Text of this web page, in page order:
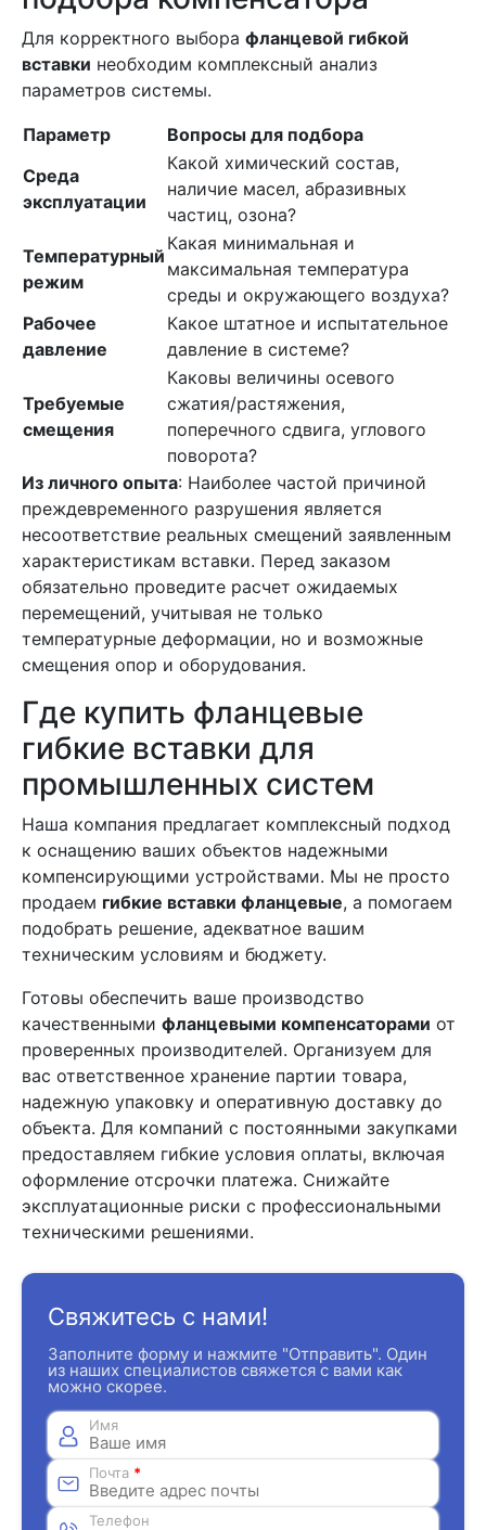
Для корректного выбора фланцевой гибкой
вставки необходим комплексный анализ
параметров системы.
Параметр
Вопросы для подбора
Среда
эксплуатации
Какой химический состав,
наличие масел, абразивных
частиц, озона?
Температурный
режим
Какая минимальная и
максимальная температура
среды и окружающего воздуха?
Рабочее
давление
Какое штатное и испытательное
давление в системе?
Требуемые
смещения
Каковы величины осевого
сжатия/растяжения,
поперечного сдвига, углового
поворота?
Из личного опыта: Наиболее частой причиной
преждевременного разрушения является
несоответствие реальных смещений заявленным
характеристикам вставки. Перед заказом
обязательно проведите расчет ожидаемых
перемещений, учитывая не только
температурные деформации, но и возможные
смещения опор и оборудования.
Где купить фланцевые
гибкие вставки для
промышленных систем
Наша компания предлагает комплексный подход
к оснащению ваших объектов надежными
компенсирующими устройствами. Мы не просто
продаем гибкие вставки фланцевые, а помогаем
подобрать решение, адекватное вашим
техническим условиям и бюджету.
Готовы обеспечить ваше производство
качественными фланцевыми компенсаторами от
проверенных производителей. Организуем для
вас ответственное хранение партии товара,
надежную упаковку и оперативную доставку до
объекта. Для компаний с постоянными закупками
предоставляем гибкие условия оплаты, включая
оформление отсрочки платежа. Снижайте
эксплуатационные риски с профессиональными
техническими решениями.
Свяжитесь с нами!
Заполните форму и нажмите "Отправить". Один
из наших специалистов свяжется с вами как
можно скорее.
Имя
Почта *
Телефон